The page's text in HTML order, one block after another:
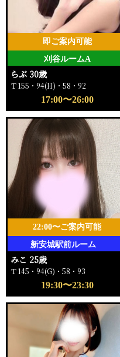
刈谷ルームA
即ご案内可能
らぶ 30歳
Ｔ155・94(H)・58・92
17:00〜26:00
新安城駅前ルーム
22:00〜ご案内可能
みこ 25歳
Ｔ145・94(G)・58・93
19:30〜23:30